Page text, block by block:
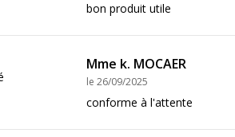
bon produit utile
Mme k. MOCAER
le 26/09/2025
conforme à l'attente